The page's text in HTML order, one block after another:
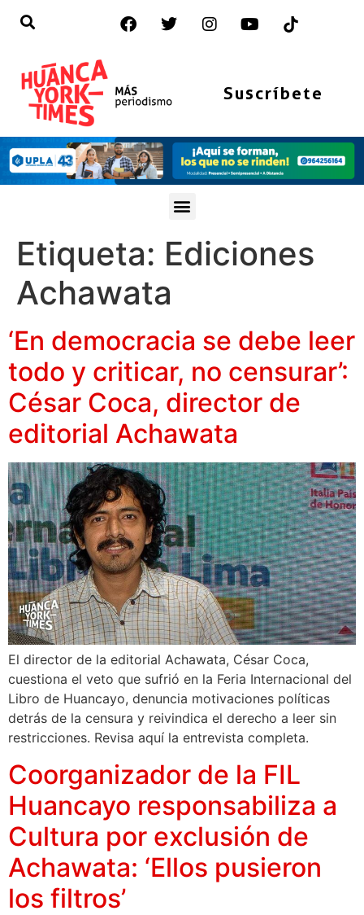
Suscríbete
Etiqueta: Ediciones
Achawata
‘En democracia se debe leer
todo y criticar, no censurar’:
César Coca, director de
editorial Achawata
El director de la editorial Achawata, César Coca,
cuestiona el veto que sufrió en la Feria Internacional del
Libro de Huancayo, denuncia motivaciones políticas
detrás de la censura y reivindica el derecho a leer sin
restricciones. Revisa aquí la entrevista completa.
Coorganizador de la FIL
Huancayo responsabiliza a
Cultura por exclusión de
Achawata: ‘Ellos pusieron
los filtros’